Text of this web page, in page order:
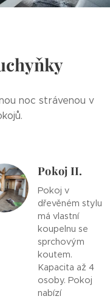
noc strávenou v
Pokoj II.
Pokoj v
dřevěném stylu
má vlastní
koupelnu se
sprchovým
koutem.
Kapacita až 4
osoby. Pokoj
nabízí